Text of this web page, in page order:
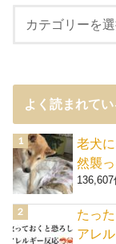
よく読まれて
老犬
然襲
たっ
アレ